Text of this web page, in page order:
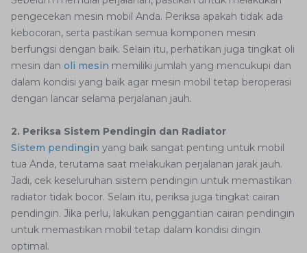
pengecekan mesin mobil Anda. Periksa apakah tidak ada
kebocoran, serta pastikan semua komponen mesin
berfungsi dengan baik. Selain itu, perhatikan juga tingkat oli
mesin dan oli mesin memiliki jumlah yang mencukupi dan
dalam kondisi yang baik agar mesin mobil tetap beroperasi
dengan lancar selama perjalanan jauh.
2. Periksa Sistem Pendingin dan Radiator
Sistem pendingin yang baik sangat penting untuk mobil
tua Anda, terutama saat melakukan perjalanan jarak jauh.
Jadi, cek keseluruhan sistem pendingin untuk memastikan
radiator tidak bocor. Selain itu, periksa juga tingkat cairan
pendingin. Jika perlu, lakukan penggantian cairan pendingin
untuk memastikan mobil tetap dalam kondisi dingin
optimal.